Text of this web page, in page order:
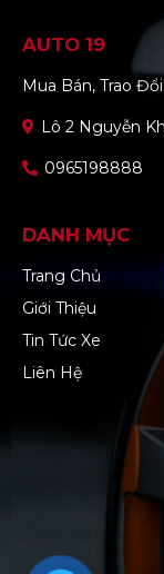
AUTO 19
Mua Bán, Trao
Lô 2 Nguyễn
0965198888
DANH MỤC
Trang Chủ
Giới Thiệu
Tin Tức Xe
Liên Hệ